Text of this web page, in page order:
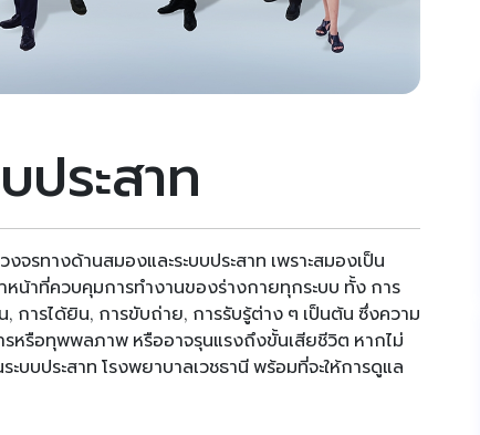
ประสาท
รทางด้านสมองและระบบประสาท เพราะสมองเป็น
น้าที่ควบคุมการทำงานของร่างกายทุกระบบ ทั้ง การ
การได้ยิน, การขับถ่าย, การรับรู้ต่าง ๆ เป็นต้น ซึ่งความ
หรือทุพพลภาพ หรืออาจรุนแรงถึงขั้นเสียชีวิต หากไม่
บประสาท โรงพยาบาลเวชธานี พร้อมที่จะให้การดูแล